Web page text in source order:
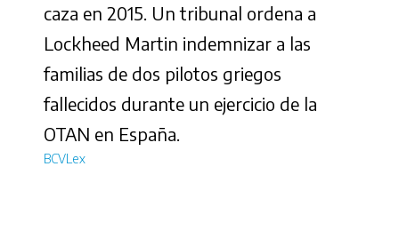
caza en 2015. Un tribunal ordena a
Lockheed Martin indemnizar a las
familias de dos pilotos griegos
fallecidos durante un ejercicio de la
OTAN en España.
BCVLex